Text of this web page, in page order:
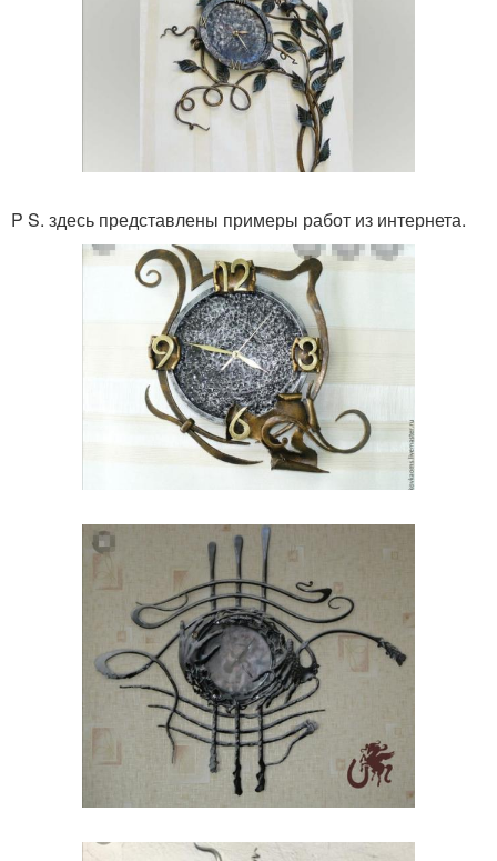
P S. здесь представлены примеры работ из интернета.